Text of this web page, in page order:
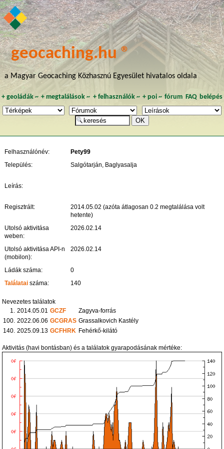
geocaching.hu ®
a Magyar Geocaching Közhasznú Egyesület hivatalos oldala
+ geoládák~ +megtalálások ~ + felhasználók~ + poi~ fórum FAQ belépés
Felhasználónév:
Pety99
Település:
Salgótarján, Baglyasalja
Leírás:
Regisztrált:
2014.05.02 (azóta átlagosan 0.2 megtalálása volt
hetente)
Utolsó aktivitása
weben:
2026.02.14
Utolsó aktivitása API-n
(mobilon):
2026.02.14
Ládák száma:
0
Találatai száma: 140
Nevezetes találatok
1. 2014.05.01 GCZF
Zagyva-forrás
100. 2022.06.06 GCGRAS Grassalkovich Kastély
140. 2025.09.13 GCFHRK Fehérkő-kilátó
Aktivitás (havi bontásban) és a találatok gyarapodásának mértéke: